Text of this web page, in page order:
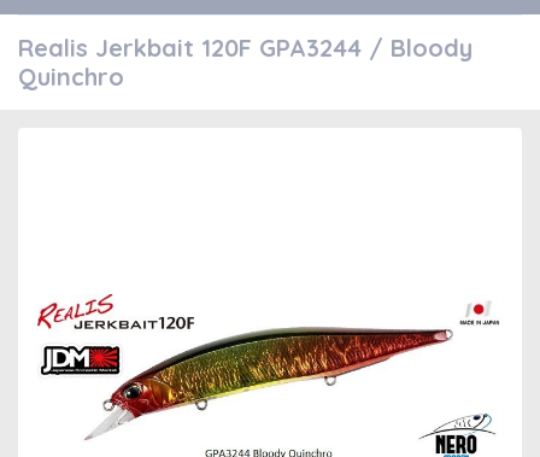
Realis Jerkbait 120F GPA3244 / Bloody
Quinchro